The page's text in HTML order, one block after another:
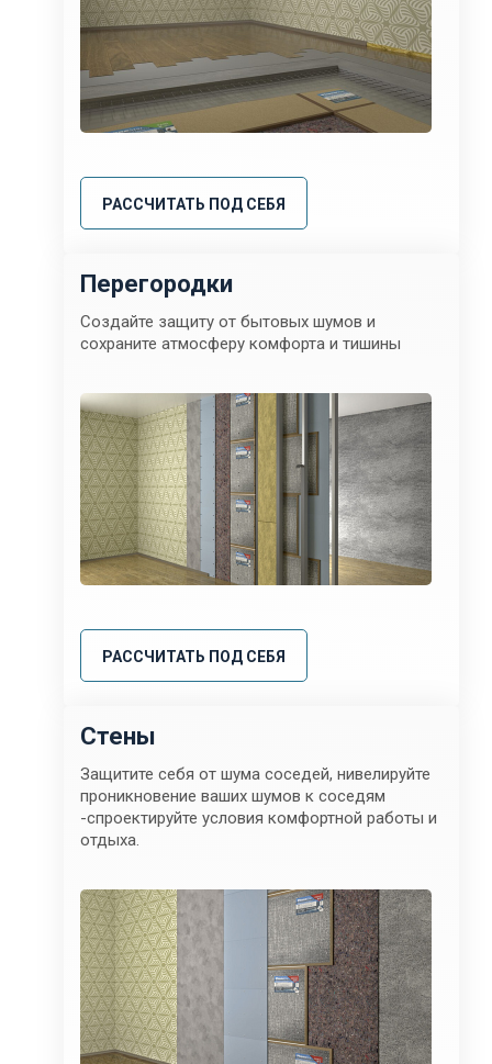
РАССЧИТАТЬ ПОД СЕБЯ
Перегородки
Создайте защиту от бытовых шумов и
сохраните атмосферу комфорта и тишины
РАССЧИТАТЬ ПОД СЕБЯ
Стены
Защитите себя от шума соседей, нивелируйте
проникновение ваших шумов к соседям
-спроектируйте условия комфортной работы и
отдыха.